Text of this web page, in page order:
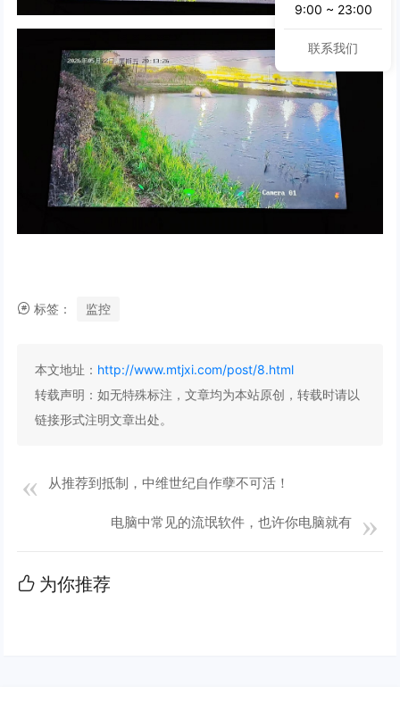
标签： 监控
本文地址： http://www.mtjxi.com/post/8.html
转载声明：如无特殊标注，文章均为本站原创，转载时请以
链接形式注明文章出处。
从推荐到抵制，中维世纪自作孽不可活！
电脑中常见的流氓软件，也许你电脑就有
为你推荐
9:00 ~ 23:00
联系我们